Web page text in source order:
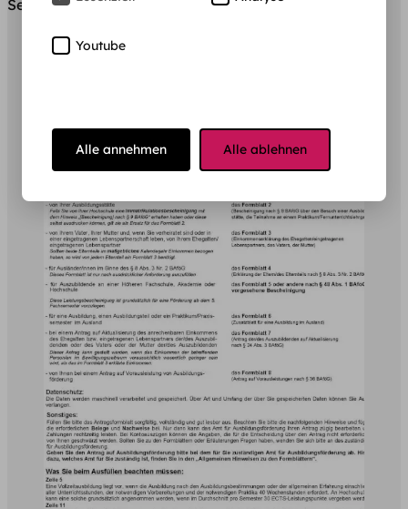
Seiten Erläuterungen in winziger Schrift.
Youtube
Alle annehmen Alle ablehnen